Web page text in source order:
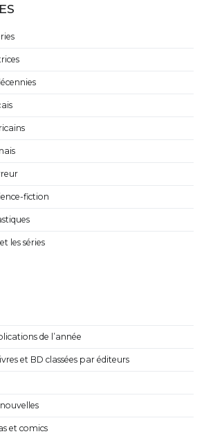
fiction
les séries
de l’année
et BD classées par éditeurs
et comics